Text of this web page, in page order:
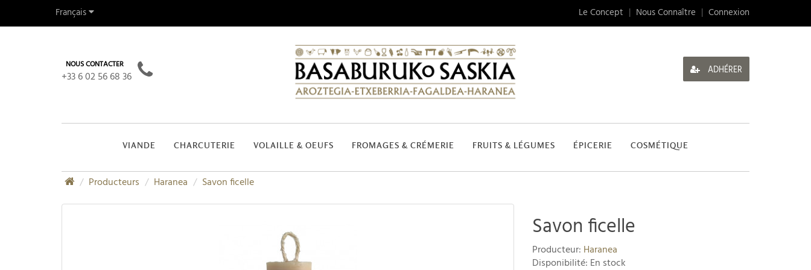
Français Le Concept Nous Connaître Connexion
NOUS CONTACTER
+33 6 02 56 68 36
ADHÉRER
VIANDE CHARCUTERIE VOLAILLE & OEUFS FROMAGES & CRÉMERIE FRUITS & LÉGUMES ÉPICERIE COSMÉTIQUE
Producteurs Haranea Savon ficelle
Savon ficelle
Producteur: Haranea
Disponibilité: En stock